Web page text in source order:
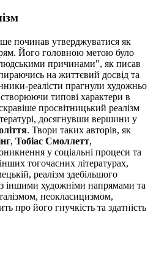
починав утверджуватися як
Його головною метою було
причинами", як писав
на життєвий досвід та
реалісти прагнули художньо
типові характери в
просвітницький реалізм
досягнувши вершини у
. Твори таких авторів, як
, Тобіас Смоллетт,
у соціальні процеси та
тогочасних літературах,
реалізм здебільшого
з іншими художніми напрямами та
неокласицизмом,
про його гнучкість та здатність